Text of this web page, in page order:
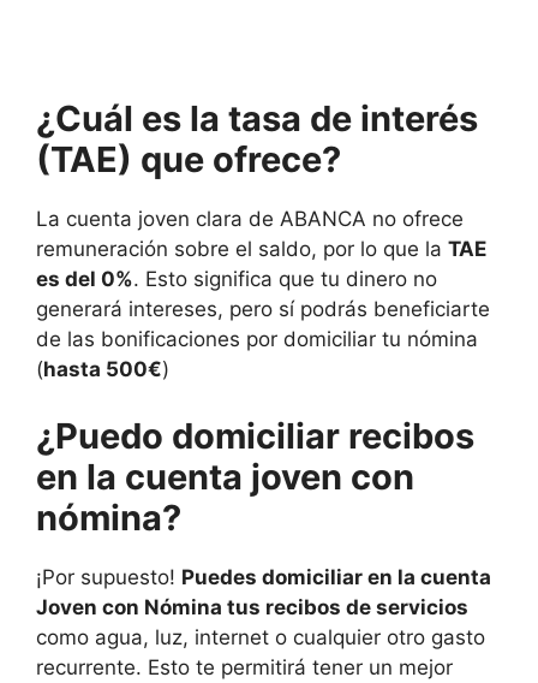
¿Cuál es la tasa de interés
(TAE) que ofrece?
La cuenta joven clara de ABANCA no ofrece
remuneración sobre el saldo, por lo que la TAE
es del 0%. Esto significa que tu dinero no
generará intereses, pero sí podrás beneficiarte
de las bonificaciones por domiciliar tu nómina
(hasta 500€)
¿Puedo domiciliar recibos
en la cuenta joven con
nómina?
¡Por supuesto! Puedes domiciliar en la cuenta
Joven con Nómina tus recibos de servicios
como agua, luz, internet o cualquier otro gasto
recurrente. Esto te permitirá tener un mejor